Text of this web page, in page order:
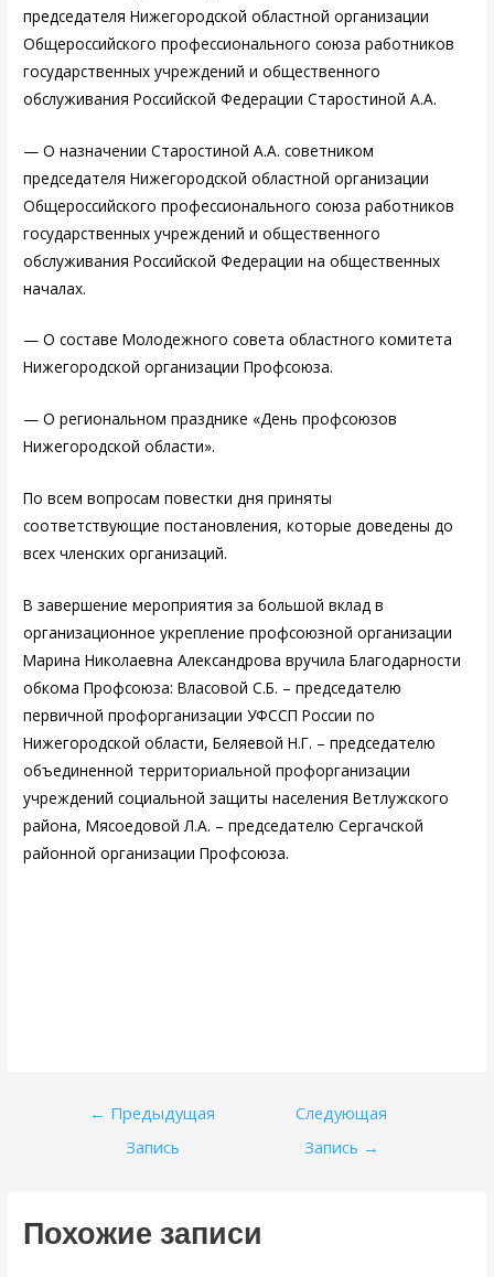
председателя Нижегородской областной организации
Общероссийского профессионального союза работников
государственных учреждений и общественного
обслуживания Российской Федерации Старостиной А.А.
— О назначении Старостиной А.А. советником
председателя Нижегородской областной организации
Общероссийского профессионального союза работников
государственных учреждений и общественного
обслуживания Российской Федерации на общественных
началах.
— О составе Молодежного совета областного комитета
Нижегородской организации Профсоюза.
— О региональном празднике «День профсоюзов
Нижегородской области».
По всем вопросам повестки дня приняты
соответствующие постановления, которые доведены до
всех членских организаций.
В завершение мероприятия за большой вклад в
организационное укрепление профсоюзной организации
Марина Николаевна Александрова вручила Благодарности
обкома Профсоюза: Власовой С.Б. – председателю
первичной профорганизации УФССП России по
Нижегородской области, Беляевой Н.Г. – председателю
объединенной территориальной профорганизации
учреждений социальной защиты населения Ветлужского
района, Мясоедовой Л.А. – председателю Сергачской
районной организации Профсоюза.
Навигация
← Предыдущая
Запись
Следующая
Запись →
Похожие записи